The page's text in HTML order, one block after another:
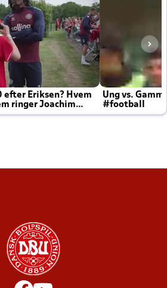
efter Eriksen? Hvem
ringer Joachim
Ung vs.
#football